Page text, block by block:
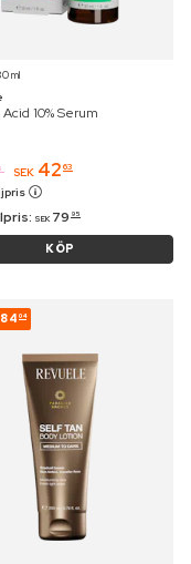
ml
10% Serum
SEK 42 63
SEK 79 95
KÖP
84 04